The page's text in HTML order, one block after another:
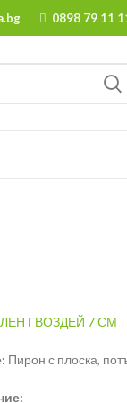
0898 79 11
ГВОЗДЕЙ 7 СМ
Пирон с плоска,